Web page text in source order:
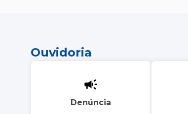
Ouvidoria
Denúncia